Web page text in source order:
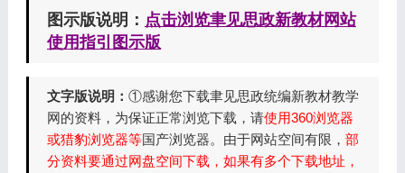
图示版说明： 点击浏览聿见思政新教材网站
使用指引图示版
文字版说明： ①感谢您下载聿见思政统编新教材教学
网的资料，为保证正常浏览下载，请使用360浏览器
或猎豹浏览器等国产浏览器。由于网站空间有限， 部
分资料要通过网盘空间下载，如果有多个下载地址，